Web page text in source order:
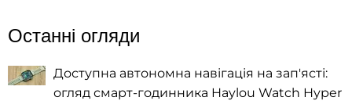
Останні огляди
Доступна автономна навігація на зап'ясті:
огляд смарт-годинника Haylou Watch Hyper